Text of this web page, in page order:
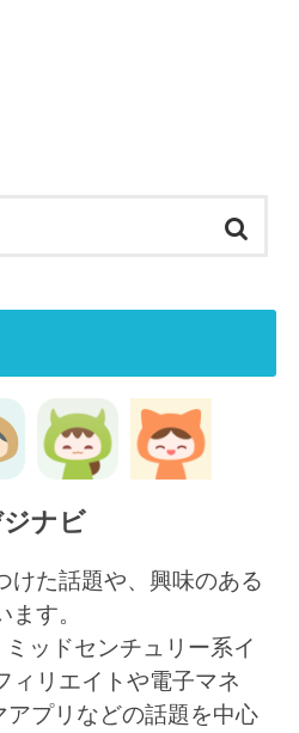
ナビ
けた話題や、興味のある
す。
ッドセンチュリー系イ
ィリエイトや電子マネ
プリなどの話題を中心